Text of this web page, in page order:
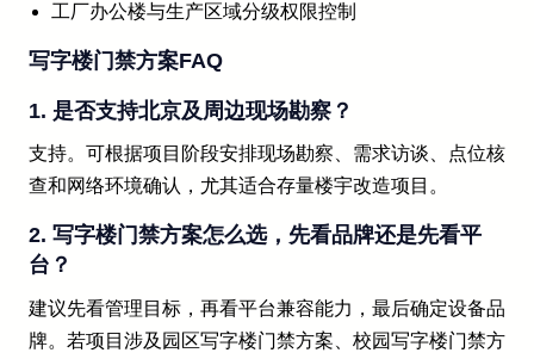
工厂办公楼与生产区域分级权限控制
写字楼门禁方案FAQ
1. 是否支持北京及周边现场勘察？
支持。可根据项目阶段安排现场勘察、需求访谈、点位核
查和网络环境确认，尤其适合存量楼宇改造项目。
2. 写字楼门禁方案怎么选，先看品牌还是先看平
台？
建议先看管理目标，再看平台兼容能力，最后确定设备品
牌。若项目涉及园区写字楼门禁方案、校园写字楼门禁方